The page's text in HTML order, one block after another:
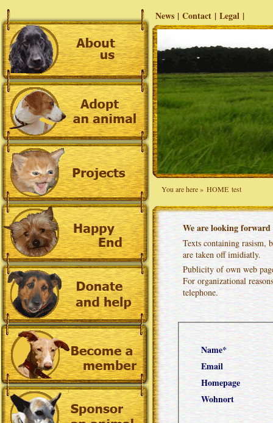
News | Contact | Legal |
You are here » HOME test
We are looking
Texts containing rasism,
are taken off imidiatly.
Publicity of own web
For organizational
telephone.
Name*
Email
Homepage
Wohnort